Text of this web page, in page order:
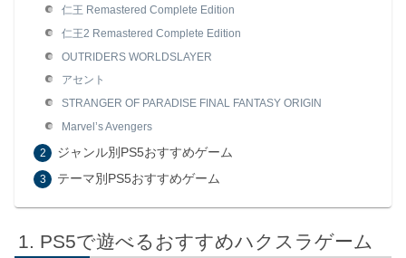
仁王 Remastered Complete Edition
仁王2 Remastered Complete Edition
OUTRIDERS WORLDSLAYER
アセント
STRANGER OF PARADISE FINAL FANTASY ORIGIN
Marvel’s Avengers
ジャンル別PS5おすすめゲーム
テーマ別PS5おすすめゲーム
PS5で遊べるおすすめハクスラゲーム